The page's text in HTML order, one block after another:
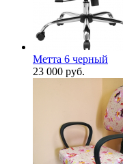
Метта 6 черный
23 000 руб.